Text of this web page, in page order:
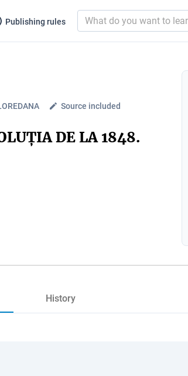
Publishing rules
Source included
DE LA 1848.
History